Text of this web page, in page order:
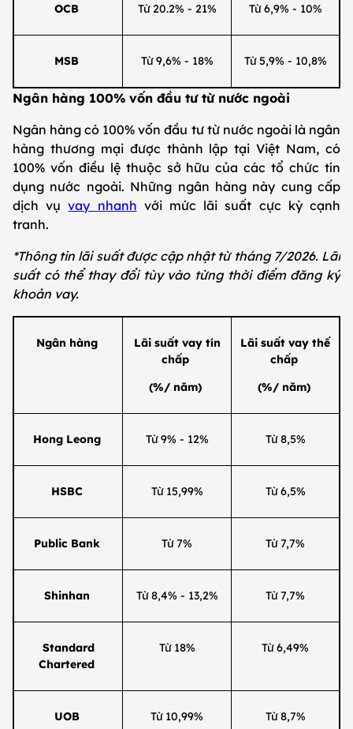
OCB Từ 20.2% - 21% Từ 6,9% - 10%
MSB Từ 9,6% - 18% Từ 5,9% - 10,8%
Ngân hàng 100% vốn đầu tư từ nước ngoài
Ngân hàng có 100% vốn đầu tư từ nước ngoài là ngân
hàng thương mại được thành lập tại Việt Nam, có
100% vốn điều lệ thuộc sở hữu của các tổ chức tín
dụng nước ngoài. Những ngân hàng này cung cấp
dịch vụvay nhanh với mức lãi suất cực kỳ cạnh
tranh.
*Thông tin lãi suất được cập nhật từ tháng 7/2026. Lãi
suất có thể thay đổi tùy vào từng thời điểm đăng ký
khoản vay.
Ngân hàng
Lãi suất vay tín
chấp
(%/ năm)
Lãi suất vay thế
chấp
(%/ năm)
Hong Leong Từ 9% - 12% Từ 8,5%
HSBC Từ 15,99% Từ 6,5%
Public Bank Từ 7% Từ 7,7%
Shinhan Từ 8,4% - 13,2% Từ 7,7%
Standard
Chartered
Từ 18% Từ 6,49%
UOB Từ 10,99% Từ 8,7%